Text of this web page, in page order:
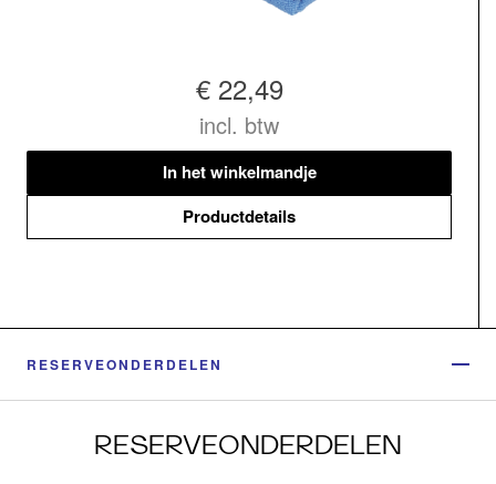
€ 22,49
incl. btw
In het winkelmandje
Productdetails
RESERVEONDERDELEN
RESERVEONDERDELEN